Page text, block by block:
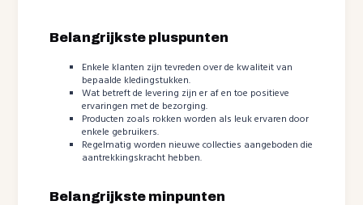
Belangrijkste pluspunten
Enkele klanten zijn tevreden over de kwaliteit van
bepaalde kledingstukken.
Wat betreft de levering zijn er af en toe positieve
ervaringen met de bezorging.
Producten zoals rokken worden als leuk ervaren door
enkele gebruikers.
Regelmatig worden nieuwe collecties aangeboden die
aantrekkingskracht hebben.
Belangrijkste minpunten